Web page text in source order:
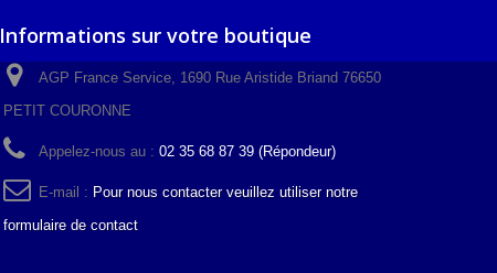
Informations sur votre boutique
AGP France Service, 1690 Rue Aristide Briand 76650
PETIT COURONNE
Appelez-nous au : 02 35 68 87 39 (Répondeur)
E-mail : Pour nous contacter veuillez utiliser notre
formulaire de contact